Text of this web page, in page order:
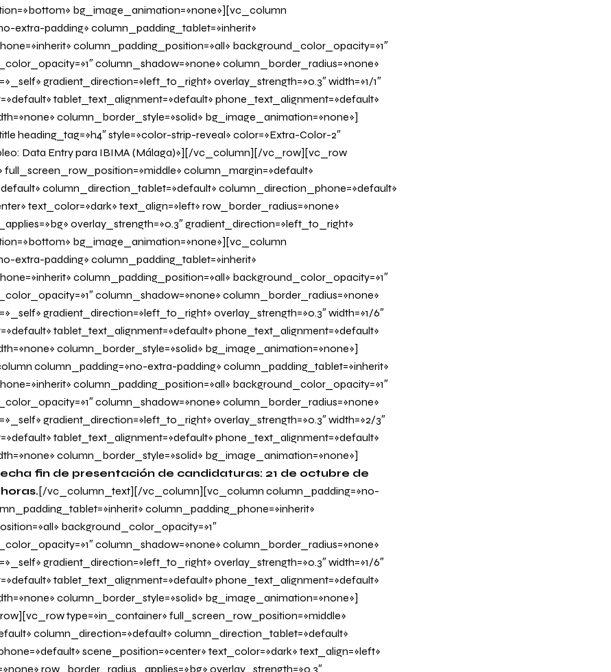
bg_image_animation=»none»][vc_column
extra-padding» column_padding_tablet=»inherit»
column_padding_position=»all» background_color_opacity=»1″
column_shadow=»none» column_border_radius=»none»
gradient_direction=»left_to_right» overlay_strength=»0.3″ width=»1/1″
tablet_text_alignment=»default» phone_text_alignment=»default»
column_border_style=»solid» bg_image_animation=»none»]
heading_tag=»h4″ style=»color-strip-reveal» color=»Extra-Color-2″
Data Entry para IBIMA (Málaga)»][/vc_column][/vc_row][vc_row
full_screen_row_position=»middle» column_margin=»default»
column_direction_tablet=»default» column_direction_phone=»default»
text_color=»dark» text_align=»left» row_border_radius=»none»
overlay_strength=»0.3″ gradient_direction=»left_to_right»
bg_image_animation=»none»][vc_column
extra-padding» column_padding_tablet=»inherit»
column_padding_position=»all» background_color_opacity=»1″
column_shadow=»none» column_border_radius=»none»
gradient_direction=»left_to_right» overlay_strength=»0.3″ width=»1/6″
tablet_text_alignment=»default» phone_text_alignment=»default»
column_border_style=»solid» bg_image_animation=»none»]
column_padding=»no-extra-padding» column_padding_tablet=»inherit»
column_padding_position=»all» background_color_opacity=»1″
column_shadow=»none» column_border_radius=»none»
gradient_direction=»left_to_right» overlay_strength=»0.3″ width=»2/3″
tablet_text_alignment=»default» phone_text_alignment=»default»
column_border_style=»solid» bg_image_animation=»none»]
fin de presentación de candidaturas: 21 de octubre de
horas.[/vc_column_text][/vc_column][vc_column column_padding=»no-
column_padding_phone=»inherit»
background_color_opacity=»1″
column_shadow=»none» column_border_radius=»none»
gradient_direction=»left_to_right» overlay_strength=»0.3″ width=»1/6″
tablet_text_alignment=»default» phone_text_alignment=»default»
column_border_style=»solid» bg_image_animation=»none»]
type=»in_container» full_screen_row_position=»middle»
column_direction=»default» column_direction_tablet=»default»
scene_position=»center» text_color=»dark» text_align=»left»
row_border_radius_applies=»bg» overlay_strength=»0.3″